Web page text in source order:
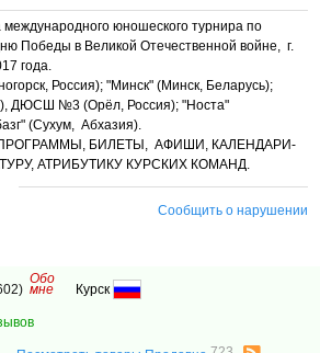
юношеского турнира по
Победы в Великой Отечественной войне, г.
года.
Россия); "Минск" (Минск, Беларусь);
ДЮСШ №3 (Орёл, Россия); "Носта"
(Сухум, Абхазия).
БИЛЕТЫ, АФИШИ, КАЛЕНДАРИ-
АТРИБУТИКУ КУРСКИХ КОМАНД.
Сообщить о нарушении
Обо
мне Курск